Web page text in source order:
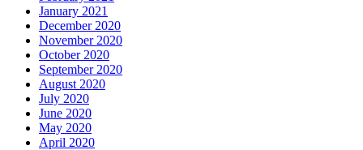
January 2021
December 2020
November 2020
October 2020
September 2020
August 2020
July 2020
June 2020
May 2020
April 2020